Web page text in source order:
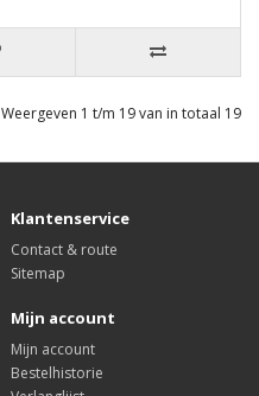
Weergeven 1 t/m 19 van in totaal 19
Klantenservice
Contact & route
Sitemap
Mijn account
Mijn account
Bestelhistorie